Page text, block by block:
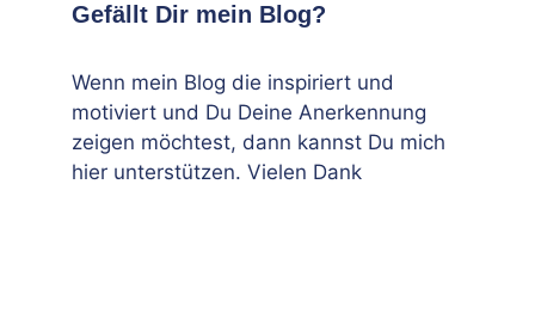
Gefällt Dir mein Blog?
Wenn mein Blog die inspiriert und
motiviert und Du Deine Anerkennung
zeigen möchtest, dann kannst Du mich
hier unterstützen. Vielen Dank